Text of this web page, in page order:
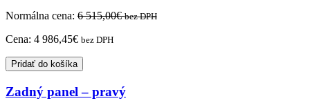
Normálna cena: 6 515,00€ bez DPH
Cena: 4 986,45€ bez DPH
Pridať do košíka
Zadný panel – pravý